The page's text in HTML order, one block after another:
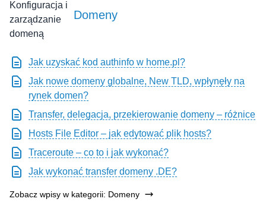
Domeny
Jak uzyskać kod authinfo w home.pl?
Jak nowe domeny globalne, New TLD, wpłynęły na
rynek domen?
Transfer, delegacja, przekierowanie domeny – różnice
Hosts File Editor – jak edytować plik hosts?
Traceroute – co to i jak wykonać?
Jak wykonać transfer domeny .DE?
Zobacz wpisy w kategorii: Domeny